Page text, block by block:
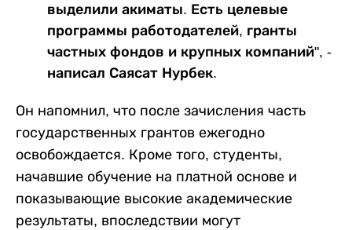
выделили акиматы. Есть целевые
программы работодателей, гранты
частных фондов и крупных компаний", -
написал Саясат Нурбек.
Он напомнил, что после зачисления часть
государственных грантов ежегодно
освобождается. Кроме того, студенты,
начавшие обучение на платной основе и
показывающие высокие академические
результаты, впоследствии могут